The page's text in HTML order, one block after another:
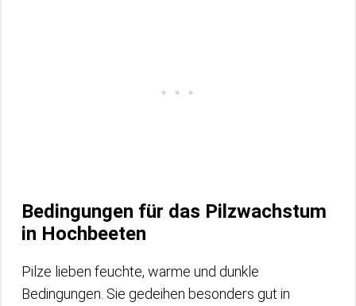
Bedingungen für das Pilzwachstum
in Hochbeeten
Pilze lieben feuchte, warme und dunkle
Bedingungen. Sie gedeihen besonders gut in